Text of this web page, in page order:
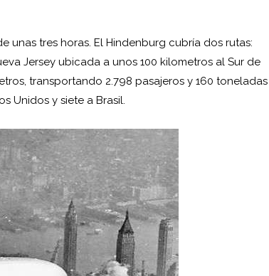
unas tres horas. El Hindenburg cubría dos rutas:
Jersey ubicada a unos 100 kilometros al Sur de
transportando 2.798 pasajeros y 160 toneladas
Unidos y siete a Brasil.